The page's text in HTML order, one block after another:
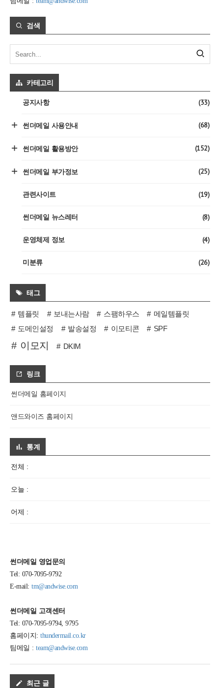
검색
카테고리
공지사항 (33)
썬더메일 사용안내 (68)
썬더메일 활용방안 (152)
썬더메일 부가정보 (25)
관련사이트 (19)
썬더메일 뉴스레터 (8)
운영체제 정보 (4)
미분류 (26)
태그
템플릿 보내는사람 스팸하우스
메일템플릿
도메인설정
발송설정 이모티콘 SPF
이모지 DKIM
링크
썬더메일 홈페이지
앤드와이즈 홈페이지
통계
전체 :
오늘 :
어제 :
썬더메일 영업문의
Tel: 070-7095-9792
E-mail: tm@andwise.com
썬더메일 고객센터
Tel: 070-7095-9794, 9795
홈페이지: thundermail.co.kr
팀메일 : team@andwise.com
최근 글